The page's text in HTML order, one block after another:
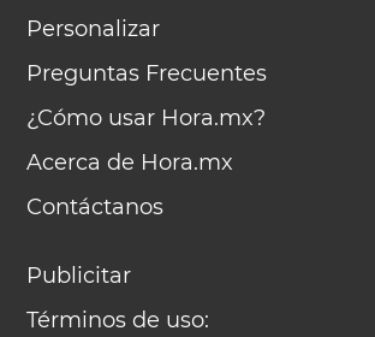
Personalizar
Preguntas Frecuentes
¿Cómo usar Hora.mx?
Acerca de Hora.mx
Contáctanos
Publicitar
Términos de uso: